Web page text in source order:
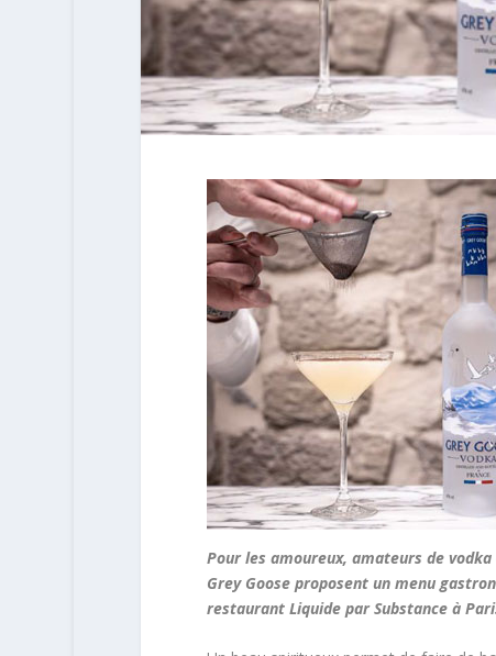
Pour les amoureux, amateurs de
Grey Goose proposent un menu
restaurant Liquide par Substance à